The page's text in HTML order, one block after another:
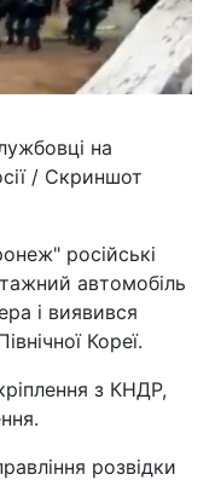
на
/ Скриншот
російські
автомобіль
і виявився
Кореї.
з КНДР,
розвідки